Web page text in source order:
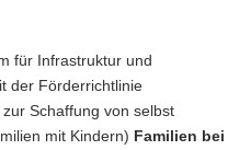
für Infrastruktur und
der Förderrichtlinie
Schaffung von selbst
mit Kindern) Familien bei